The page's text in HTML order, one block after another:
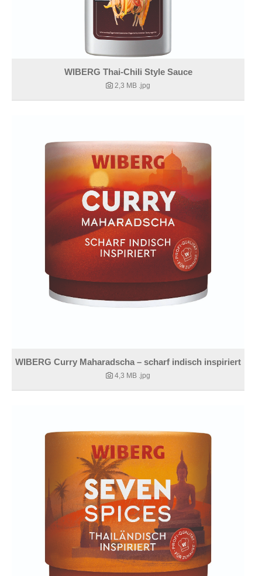
WIBERG Thai-Chili Style Sauce
2,3 MB .jpg
WIBERG Curry Maharadscha – scharf indisch inspiriert
4,3 MB .jpg